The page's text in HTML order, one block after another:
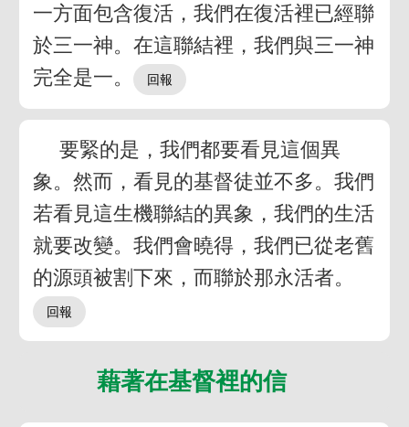
一方面包含復活，我們在復活裡已經聯
於三一神。在這聯結裡，我們與三一神
完全是一。
要緊的是，我們都要看見這個異
象。然而，看見的基督徒並不多。我們
若看見這生機聯結的異象，我們的生活
就要改變。我們會曉得，我們已從老舊
的源頭被割下來，而聯於那永活者。
藉著在基督裡的信